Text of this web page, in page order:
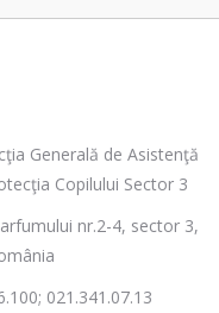
Generală de Asistenţă
Copilului Sector 3
nr.2-4, sector 3,
021.341.07.13